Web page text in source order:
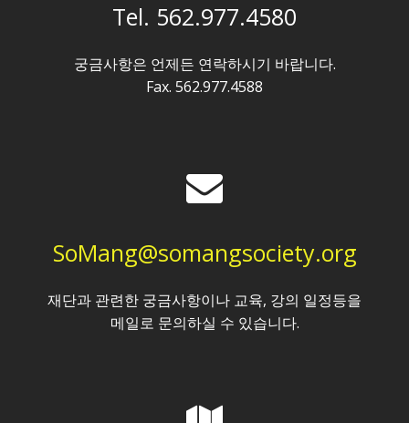
Tel. 562.977.4580
궁금사항은 언제든 연락하시기 바랍니다.
Fax. 562.977.4588
SoMang@somangsociety.org
재단과 관련한 궁금사항이나 교육, 강의 일정등을
메일로 문의하실 수 있습니다.